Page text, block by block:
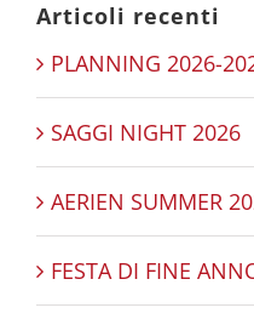
Articoli recenti
PLANNING 2026-
SAGGI NIGHT 2026
AERIEN SUMMER
FESTA DI FINE